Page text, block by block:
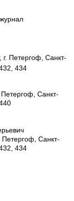
г. Петергоф, Санкт-
434
Петергоф, Санкт-
Петергоф, Санкт-
434